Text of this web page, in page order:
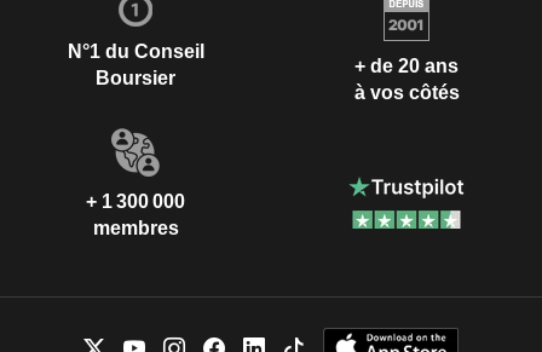
N°1 du Conseil
Boursier
+ de 20 ans
à vos côtés
+ 1 300 000
membres